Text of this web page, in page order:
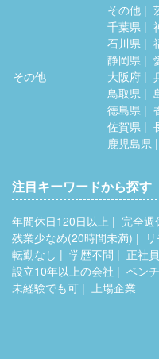
その他
その他
千葉県
石川県
静岡県
大阪府
鳥取県
徳島県
佐賀県
鹿児島県
注目キーワードから探す
年間休日120日以上 完全週
残業少なめ(20時間未満)
転勤なし
学歴不問 正社員
設立10年以上の会社
ベン
未経験でも可
上場企業